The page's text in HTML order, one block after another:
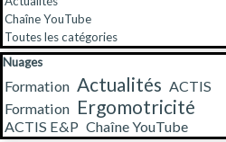
Chaîne YouTube
Toutes les catégories
Sauter le bloc Nuages
Nuages
Formation Actualités ACTIS
Formation Ergomotricité
ACTIS E&P Chaîne YouTube